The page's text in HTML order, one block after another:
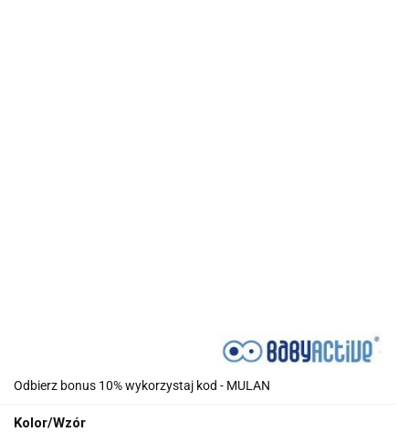
Odbierz bonus 10% wykorzystaj kod - MULAN
Kolor/Wzór